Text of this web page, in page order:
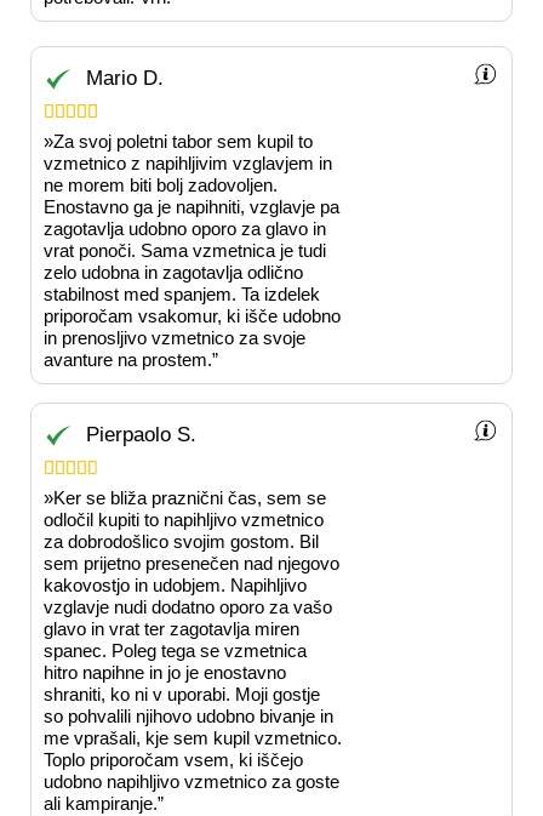
Mario D.
    
»Za svoj poletni tabor sem kupil to
vzmetnico z napihljivim vzglavjem in
ne morem biti bolj zadovoljen.
Enostavno ga je napihniti, vzglavje pa
zagotavlja udobno oporo za glavo in
vrat ponoči. Sama vzmetnica je tudi
zelo udobna in zagotavlja odlično
stabilnost med spanjem. Ta izdelek
priporočam vsakomur, ki išče udobno
in prenosljivo vzmetnico za svoje
avanture na prostem.”
Pierpaolo S.
    
»Ker se bliža praznični čas, sem se
odločil kupiti to napihljivo vzmetnico
za dobrodošlico svojim gostom. Bil
sem prijetno presenečen nad njegovo
kakovostjo in udobjem. Napihljivo
vzglavje nudi dodatno oporo za vašo
glavo in vrat ter zagotavlja miren
spanec. Poleg tega se vzmetnica
hitro napihne in jo je enostavno
shraniti, ko ni v uporabi. Moji gostje
so pohvalili njihovo udobno bivanje in
me vprašali, kje sem kupil vzmetnico.
Toplo priporočam vsem, ki iščejo
udobno napihljivo vzmetnico za goste
ali kampiranje.”